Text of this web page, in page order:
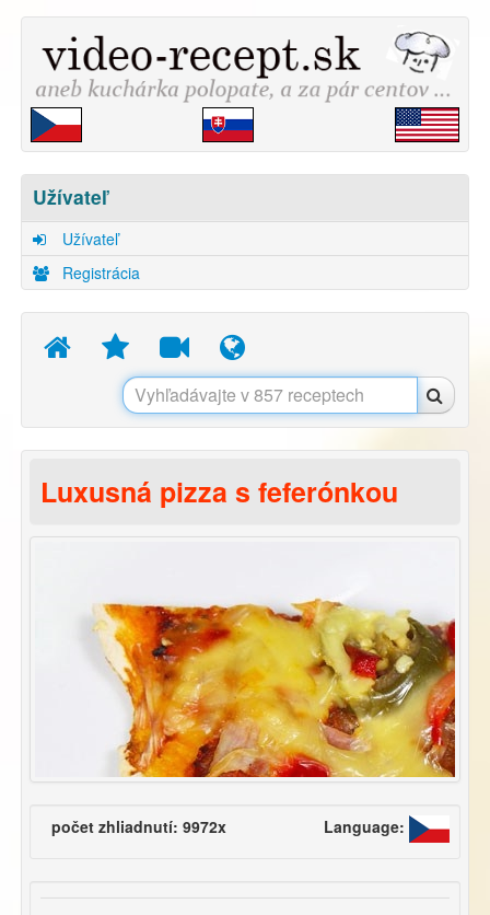
Užívateľ
Užívateľ
Registrácia
Luxusná pizza s feferónkou
počet zhliadnutí: 9972x Language: